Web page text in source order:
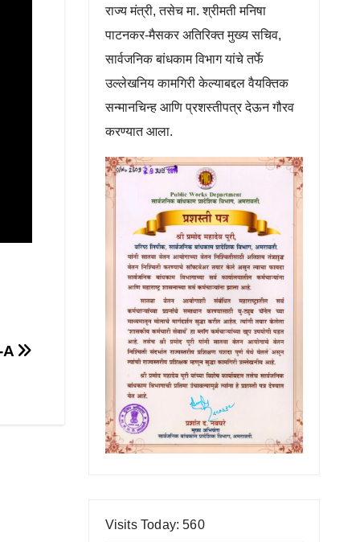
A
राज्य मंत्री, तसेच मा. श्रीमती मनिषा
पाटनकर-मैसकर अतिरिक्त मुख्य सचिव,
सार्वजनिक बांधकाम विभाग यांचे तर्फे
उल्लेखनिय कामगिरी केल्याबद्दल वैयक्तिक
सन्मानचिन्ह आणि प्रशस्तीपत्र देऊन गौरव
करण्यात आला.
Visits Today: 560